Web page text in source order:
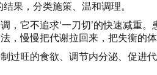
果，分类施策、温和调理。
它不追求‘一刀切’的快速减重
慢慢把代谢拉回来，把失衡的
旺的食欲、调节内分泌、促进